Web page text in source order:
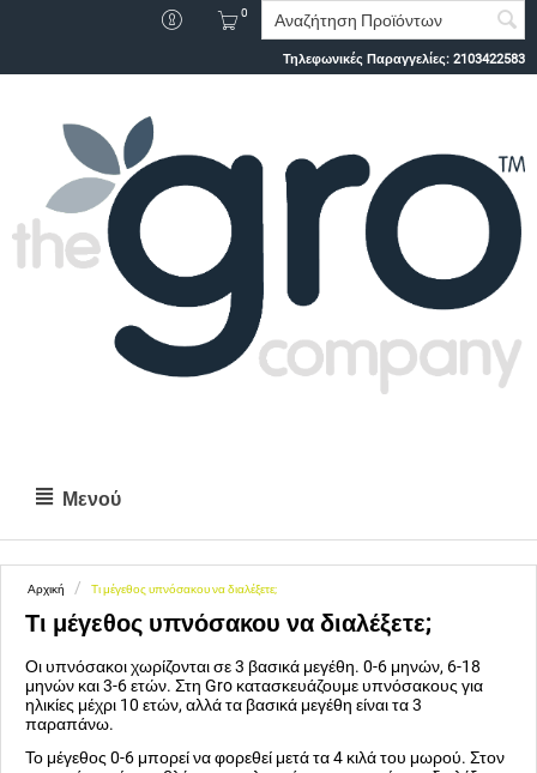
0
Τηλεφωνικές Παραγγελίες: 2103422583
Μενού
Αρχική / Τι μέγεθος υπνόσακου να διαλέξετε;
Τι μέγεθος υπνόσακου να διαλέξετε;
Οι υπνόσακοι χωρίζονται σε 3 βασικά μεγέθη. 0-6 μηνών, 6-18
μηνών και 3-6 ετών. Στη Gro κατασκευάζουμε υπνόσακους για
ηλικίες μέχρι 10 ετών, αλλά τα βασικά μεγέθη είναι τα 3
παραπάνω.
Το μέγεθος 0-6 μπορεί να φορεθεί μετά τα 4 κιλά του μωρού. Στον